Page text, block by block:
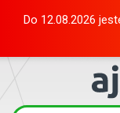
Do 12.08.2026